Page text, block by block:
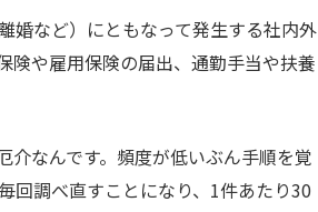
婚など）にともなって発生する社内外
険や雇用保険の届出、通勤手当や扶養
なんです。頻度が低いぶん手順を覚
回調べ直すことになり、1件あたり30